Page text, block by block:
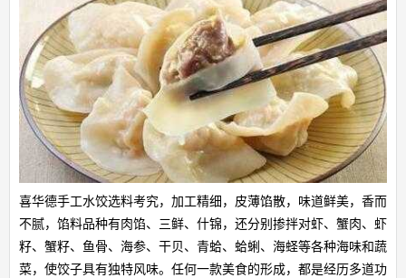
喜华德手工水饺选料考究，加工精细，皮薄馅散，味道鲜美，香而
不腻，馅料品种有肉馅、三鲜、什锦，还分别掺拌对虾、蟹肉、虾
籽、蟹籽、鱼骨、海参、干贝、青蛤、蛤蜊、海蛏等各种海味和蔬
菜，使饺子具有独特风味。任何一款美食的形成，都是经历多道功